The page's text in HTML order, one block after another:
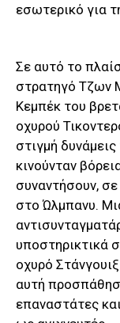
εσωτερικό για
Σε αυτό το
στρατηγό Τζων
Κεμπέκ του
οχυρού
στιγμή
κινούνταν
συναντήσουν,
στο Ώλμπανυ.
υποστηρικτικά
οχυρό
αυτή
επαναστάτες